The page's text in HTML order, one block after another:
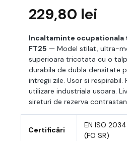
229,80 lei
Incaltaminte ocupationala
FT25 — Model stilat, ultra-
superioara tricotata cu o
durabila de dubla densitate
intregii zile. Usor si
utilizare industriala usoara.
sireturi de rezerva
Certificări
EN ISO
(FO SR)